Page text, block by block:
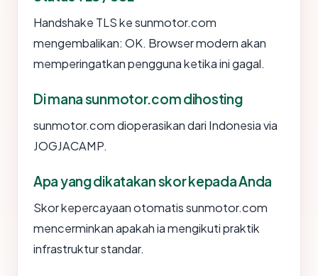
Handshake TLS ke sunmotor.com
mengembalikan: OK. Browser modern akan
memperingatkan pengguna ketika ini gagal.
Di mana sunmotor.com dihosting
sunmotor.com dioperasikan dari Indonesia via
JOGJACAMP.
Apa yang dikatakan skor kepada Anda
Skor kepercayaan otomatis sunmotor.com
mencerminkan apakah ia mengikuti praktik
infrastruktur standar.